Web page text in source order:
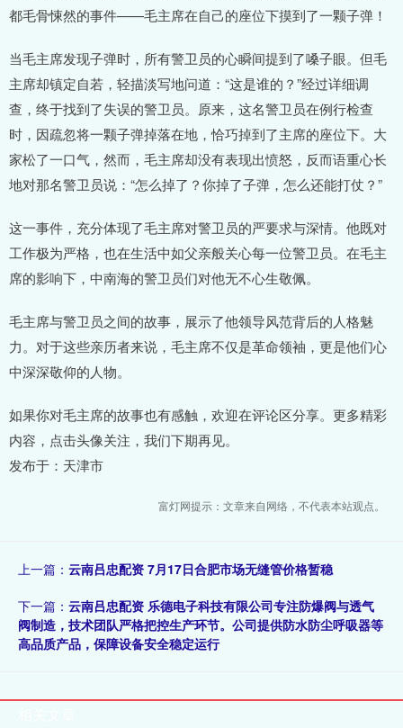
都毛骨悚然的事件——毛主席在自己的座位下摸到了一颗子弹！
当毛主席发现子弹时，所有警卫员的心瞬间提到了嗓子眼。但毛
主席却镇定自若，轻描淡写地问道：“这是谁的？”经过详细调
查，终于找到了失误的警卫员。原来，这名警卫员在例行检查
时，因疏忽将一颗子弹掉落在地，恰巧掉到了主席的座位下。大
家松了一口气，然而，毛主席却没有表现出愤怒，反而语重心长
地对那名警卫员说：“怎么掉了？你掉了子弹，怎么还能打仗？”
这一事件，充分体现了毛主席对警卫员的严要求与深情。他既对
工作极为严格，也在生活中如父亲般关心每一位警卫员。在毛主
席的影响下，中南海的警卫员们对他无不心生敬佩。
毛主席与警卫员之间的故事，展示了他领导风范背后的人格魅
力。对于这些亲历者来说，毛主席不仅是革命领袖，更是他们心
中深深敬仰的人物。
如果你对毛主席的故事也有感触，欢迎在评论区分享。更多精彩
内容，点击头像关注，我们下期再见。
发布于：天津市
富灯网提示：文章来自网络，不代表本站观点。
上一篇： 云南吕忠配资 7月17日合肥市场无缝管价格暂稳
下一篇： 云南吕忠配资 乐德电子科技有限公司专注防爆阀与透气
阀制造，技术团队严格把控生产环节。公司提供防水防尘呼吸器等
高品质产品，保障设备安全稳定运行